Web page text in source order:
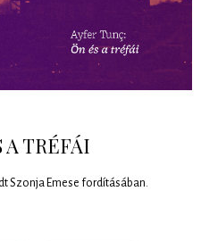
A TRÉFÁI
Szonja Emese fordításában.